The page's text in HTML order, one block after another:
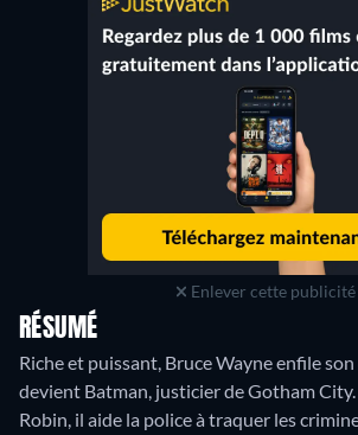
Enlever cette publicité
RÉSUMÉ
Riche et puissant, Bruce Wayne enfile
devient Batman, justicier de Gotham
Robin, il aide la police à traquer les